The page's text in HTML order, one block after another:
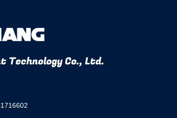
Technology Co., Ltd.